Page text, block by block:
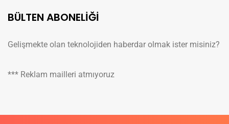
BÜLTEN ABONELİĞİ
Gelişmekte olan teknolojiden haberdar olmak ister misiniz?
*** Reklam mailleri atmıyoruz